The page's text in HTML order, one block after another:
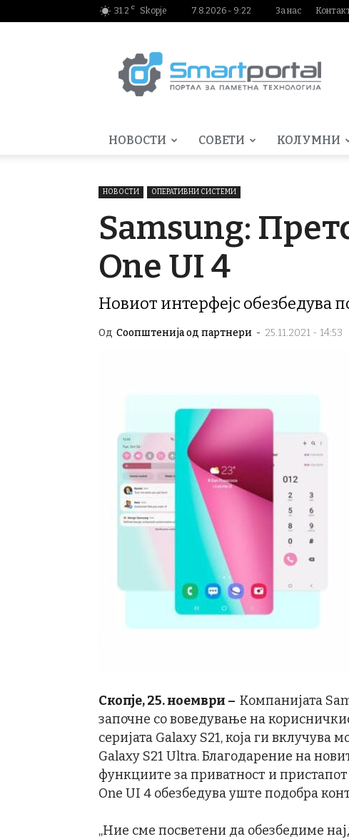
31.2 C Skopje 7.8.2026 - 9:22 За нас
НОВОСТИ СОВЕТИ КОЛУМНИ
НОВОСТИ ОПЕРАТИВНИ СИСТЕМИ
Samsung:
One UI 4
Новиот интерфејс обезбедува
Од Соопштенија од партнери - 25.11.2021 - 14:53
Скопје, 25.ноември – Компанијата
започне со воведување на
серијата Galaxy S21, која ги вклучува
Galaxy S21 Ultra. Благодарение на
функциите за приватност и
One UI 4 обезбедува уште подобра
„Ние сме посветени да обезбедиме